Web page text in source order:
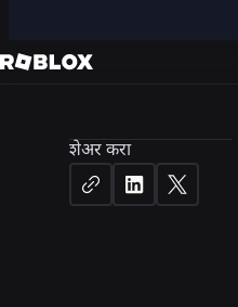
शेअर करा